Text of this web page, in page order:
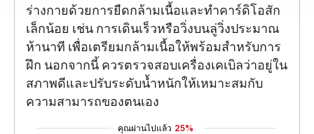
ร่างกายด้วยการยืดกล้ามเนื้อและทำคาร์ดิโอสัก
เล็กน้อย เช่น การเดินเร็วหรือวิ่งบนลู่วิ่งประมาณ
ห้านาที เพื่อเตรียมกล้ามเนื้อให้พร้อมสำหรับการ
ฝึก นอกจากนี้ ควรตรวจสอบเครื่องเคเบิลว่าอยู่ใน
สภาพดีและปรับระดับน้ำหนักให้เหมาะสมกับ
ความสามารถของตนเอง
คุณผ่านไปแล้ว 25%